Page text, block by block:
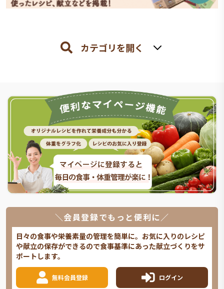
カテゴリを開く
＼会員登録でもっと便利に／
日々の食事や栄養素量の管理を簡単に。お気に入りのレシピ
や献立の保存ができるので食事基準にあった献立づくりをサ
ポートします。
無料会員登録 ログイン